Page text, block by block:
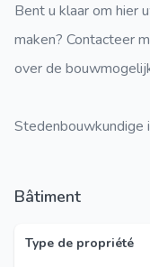
Bent u klaar om hier
maken? Contacteer
over de
Stedenbouwkundige
Bâtiment
Type de propriété